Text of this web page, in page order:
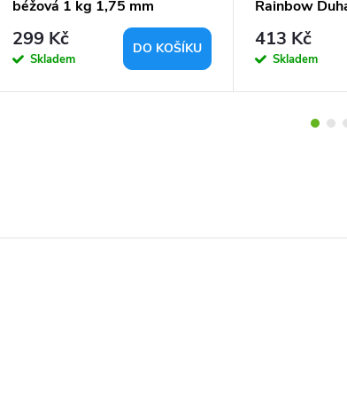
béžová 1 kg 1,75 mm
299 Kč
Skladem
DO KOŠÍKU
Rainbow
413 Kč
Skladem